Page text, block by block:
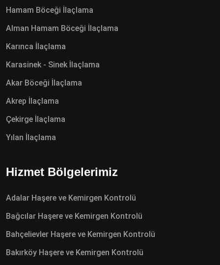
Hamam Böceği İlaçlama
Alman Hamam Böceği İlaçlama
Karınca İlaçlama
Karasinek - Sinek İlaçlama
Akar Böceği İlaçlama
Akrep İlaçlama
Çekirge İlaçlama
Yılan İlaçlama
Hizmet Bölgelerimiz
Adalar Haşere ve Kemirgen Kontrolü
Bağcılar Haşere ve Kemirgen Kontrolü
Bahçelievler Haşere ve Kemirgen Kontrolü
Bakırköy Haşere ve Kemirgen Kontrolü